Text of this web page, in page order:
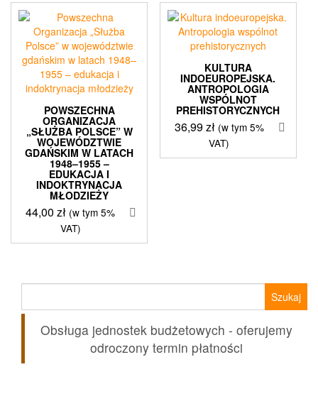
POWSZECHNA
ORGANIZACJA
„SŁUŻBA POLSCE” W
WOJEWÓDZTWIE
GDAŃSKIM W LATACH
1948–1955 –
EDUKACJA I
INDOKTRYNACJA
MŁODZIEŻY
44,00zł (w tym 5%
VAT)
KULTURA
INDOEUROPEJSKA.
ANTROPOLOGIA
WSPÓLNOT
PREHISTORYCZNYCH
36,99zł (w tym 5%
VAT)
Obsługa jednostek budżetowych - oferujemy
odroczony termin płatności